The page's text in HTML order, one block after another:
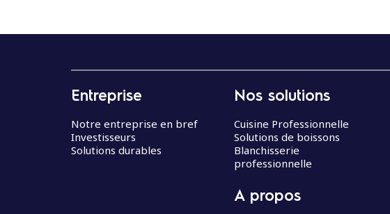
Entreprise
Notre entreprise en bref
Investisseurs
Solutions durables
Nos solutions
Cuisine Professionnelle
Solutions de boissons
Blanchisserie
professionnelle
A propos